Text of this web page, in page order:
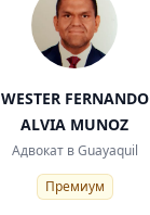
WESTER FERNANDO
ALVIA MUNOZ
Адвокат в Guayaquil
Премиум